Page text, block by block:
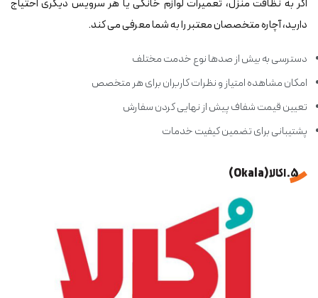
اگر به نظافت منزل، تعمیرات لوازم خانگی یا هر سرویس دیگری احتیاج
دارید، آچاره متخصصان معتبر را به شما معرفی می کند.
دسترسی به بیش از صدها نوع خدمت مختلف
امکان مشاهده امتیاز و نظرات کاربران برای هر متخصص
تعیین قیمت شفاف پیش از نهایی کردن سفارش
پشتیبانی برای تضمین کیفیت خدمات
5. اکالا (Okala)